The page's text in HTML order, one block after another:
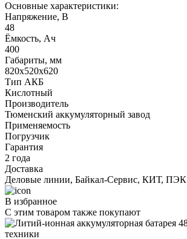
Основные характеристики:
Напряжение, В
48
Ёмкость, Ач
400
Габариты, мм
820х520х620
Тип АКБ
Кислотный
Производитель
Тюменский аккумуляторный завод
Применяемость
Погрузчик
Гарантия
2 года
Доставка
Деловые линии, Байкал-Сервис, КИТ, ПЭК
В избранное
С этим товаром также покупают